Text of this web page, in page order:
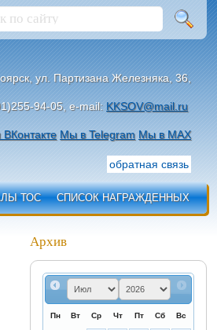
ул. Партизана Железняка, 36,
94-05, e-mail: KKSOV@mail.ru
Мы в Telegram Мы в МАХ
обратная связь
ТОС СПИСОК НАГРАЖДЕННЫХ
Архив
Пн Вт Ср Чт Пт Сб Вс